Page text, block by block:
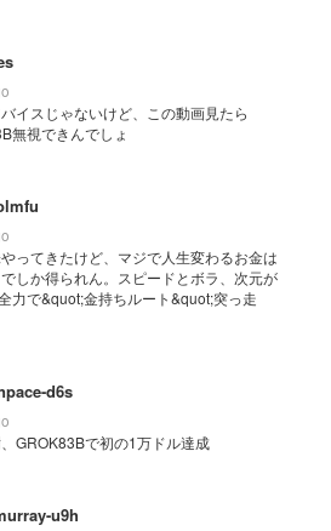
イスじゃないけど、この動画見たら
無視できんでしょ
ってきたけど、マジで人生変わるお金は
しか得られん。スピードとボラ、次元が
力で&quot;金持ちルート&quot;突っ走
d6s
GROK83Bで初の1万ドル達成
u9h